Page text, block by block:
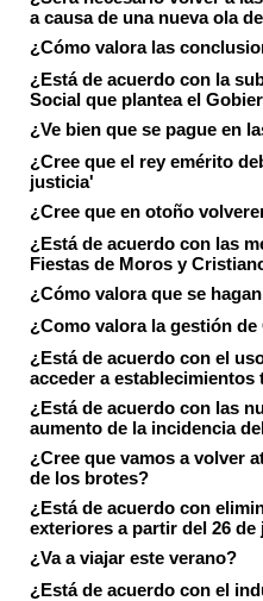
a causa de una nueva ola
¿Cómo valora las
¿Está de acuerdo con la
Social que plantea el
¿Ve bien que se pague en
¿Cree que el rey emérito
justicia'
¿Cree que en otoño
¿Está de acuerdo con las
Fiestas de Moros y
¿Cómo valora que se
¿Como valora la gestión
¿Está de acuerdo con el
acceder a
¿Está de acuerdo con las
aumento de la incidencia
¿Cree que vamos a volver
de los brotes?
¿Está de acuerdo con
exteriores a partir del 26 de
¿Va a viajar este verano?
¿Está de acuerdo con el